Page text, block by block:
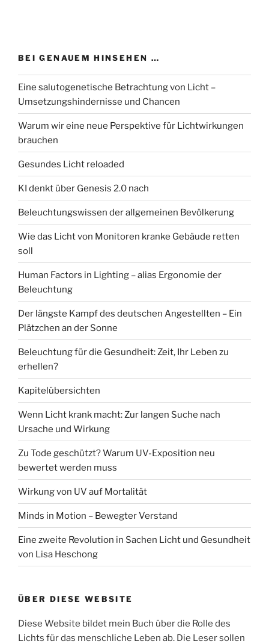
BEI GENAUEM HINSEHEN …
Eine salutogenetische Betrachtung von Licht –
Umsetzungshindernisse und Chancen
Warum wir eine neue Perspektive für Lichtwirkungen
brauchen
Gesundes Licht reloaded
KI denkt über Genesis 2.0 nach
Beleuchtungswissen der allgemeinen Bevölkerung
Wie das Licht von Monitoren kranke Gebäude retten
soll
Human Factors in Lighting – alias Ergonomie der
Beleuchtung
Der längste Kampf des deutschen Angestellten – Ein
Plätzchen an der Sonne
Beleuchtung für die Gesundheit: Zeit, Ihr Leben zu
erhellen?
Kapitelübersichten
Wenn Licht krank macht: Zur langen Suche nach
Ursache und Wirkung
Zu Tode geschützt? Warum UV-Exposition neu
bewertet werden muss
Wirkung von UV auf Mortalität
Minds in Motion – Bewegter Verstand
Eine zweite Revolution in Sachen Licht und Gesundheit
von Lisa Heschong
ÜBER DIESE WEBSITE
Diese Website bildet mein Buch über die Rolle des
Lichts für das menschliche Leben ab. Die Leser sollen